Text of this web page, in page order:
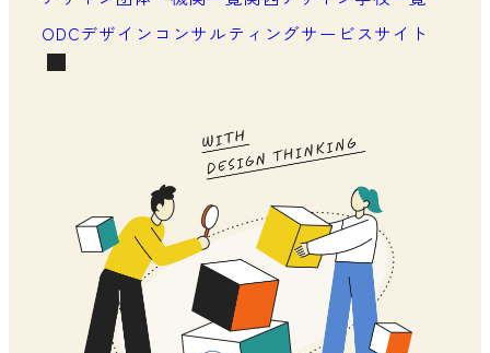
ODCデザインコンサルティングサービスサイト